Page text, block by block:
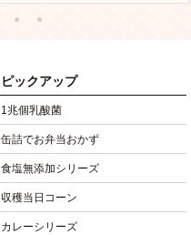
ピックアップ
1兆個乳酸菌
缶詰でお弁当おかず
食塩無添加シリーズ
収穫当日コーン
カレーシリーズ